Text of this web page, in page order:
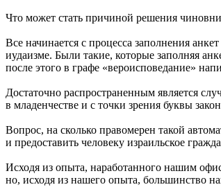
Что может стать причиной решения
Все начинается с процесса заполнения
иудаизме. Были такие, которые заполняя
после этого в графе «вероисповедание»
Достаточно распространенным является
в младенчестве и с точки зрения буквы
Вопрос, на сколько правомерен такой
и предоставить человеку израильское
Исходя из опыта, наработанного нашим
но, исходя из нашего опыта, большинство